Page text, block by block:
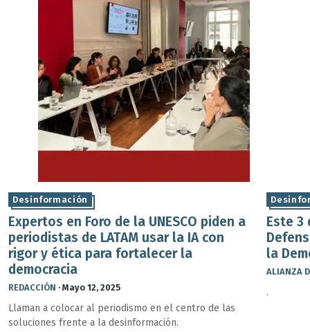
Desinformación
Expertos en Foro de la UNESCO piden a
periodistas de LATAM usar la IA con
rigor y ética para fortalecer la
democracia
REDACCIÓN · Mayo 12, 2025
Llaman a colocar al periodismo en el centro de las
soluciones frente a la desinformación.
Este 3
la
ALIANZA
.